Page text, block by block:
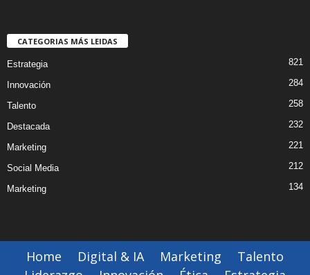
CATEGORIAS MÁS LEIDAS
Estrategia 821
Innovación 284
Talento 258
Destacada 232
Marketing 221
Social Media 212
Marketing 134
Home Digital & IA Marketing
Talento